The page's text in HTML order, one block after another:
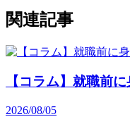
関連記事
【コラム】就職前
2026/08/05